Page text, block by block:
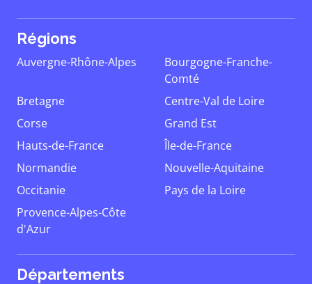
Régions
Auvergne-Rhône-Alpes
Bourgogne-Franche-
Comté
Bretagne
Centre-Val de Loire
Corse
Grand Est
Hauts-de-France
Île-de-France
Normandie
Nouvelle-Aquitaine
Occitanie
Pays de la Loire
Provence-Alpes-Côte
d'Azur
Départements